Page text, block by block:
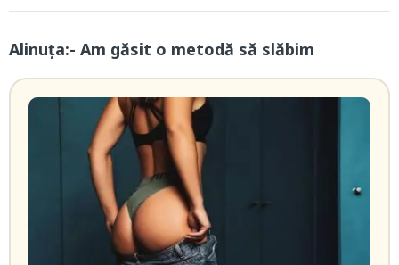
Alinuța:- Am găsit o metodă să slăbim